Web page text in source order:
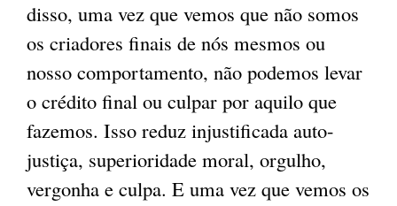
disso, uma vez que vemos que não somos
os criadores finais de nós mesmos ou
nosso comportamento, não podemos levar
o crédito final ou culpar por aquilo que
fazemos. Isso reduz injustificada auto-
justiça, superioridade moral, orgulho,
vergonha e culpa. E uma vez que vemos os